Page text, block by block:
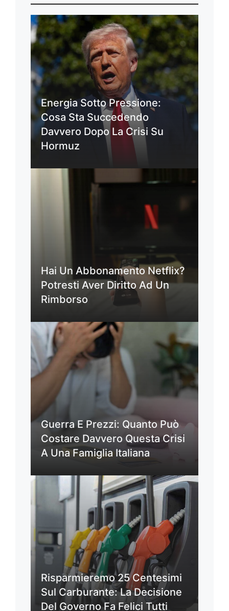
Energia Sotto Pressione:
Cosa Sta Succedendo
Davvero Dopo La Crisi Su
Hormuz
Hai Un Abbonamento Netflix?
Potresti Aver Diritto Ad Un
Rimborso
Guerra E Prezzi: Quanto Può
Costare Davvero Questa Crisi
A Una Famiglia Italiana
Risparmieremo 25 Centesimi
Sul Carburante: La Decisione
Del Governo Fa Felici Tutti